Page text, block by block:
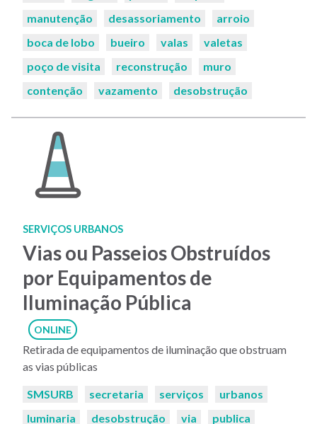
manutenção
desassoriamento
arroio
boca de lobo
bueiro valas
valetas
poço de visita
reconstrução
muro
contenção
vazamento desobstrução
SERVIÇOS URBANOS
Vias ou Passeios Obstruídos
por Equipamentos de
Iluminação Pública
ONLINE
Retirada de equipamentos de iluminação que obstruam
as vias públicas
Palavras-
SMSURB secretaria serviços
urbanos
luminaria
desobstrução via
publica